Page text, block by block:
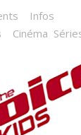
Infos
Cinéma